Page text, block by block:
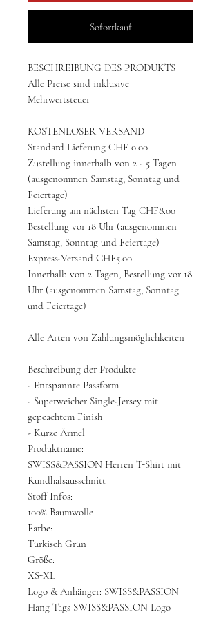
Sofortkauf
BESCHREIBUNG DES PRODUKTS
Alle Preise sind inklusive
Mehrwertsteuer
KOSTENLOSER VERSAND
Standard Lieferung CHF 0.00
Zustellung innerhalb von 2 - 5 Tagen
(ausgenommen Samstag, Sonntag und
Feiertage)
Lieferung am nächsten Tag CHF8.00
Bestellung vor 18 Uhr (ausgenommen
Samstag, Sonntag und Feiertage)
Express-Versand CHF5.00
Innerhalb von 2 Tagen, Bestellung vor 18
Uhr (ausgenommen Samstag, Sonntag
und Feiertage)
Alle Arten von Zahlungsmöglichkeiten
Beschreibung der Produkte
- Entspannte Passform
- Superweicher Single-Jersey mit
gepeachtem Finish
- Kurze Ärmel
Produktname:
SWISS&PASSION Herren T-Shirt mit
Rundhalsausschnitt
Stoff Infos:
100% Baumwolle
Farbe:
Türkisch Grün
Größe:
XS-XL
Logo & Anhänger: SWISS&PASSION
Hang Tags SWISS&PASSION Logo